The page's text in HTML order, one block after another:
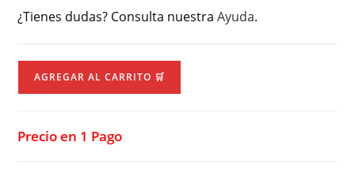
¿Tienes dudas? Consulta nuestraAyuda.
AGREGAR AL CARRITO 🛒
Precio en 1 Pago